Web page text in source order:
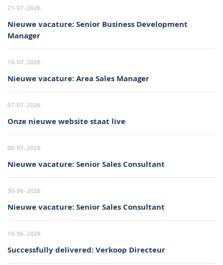
21-07-2026
Nieuwe vacature: Senior Business Development
Manager
10-07-2026
Nieuwe vacature: Area Sales Manager
07-07-2026
Onze nieuwe website staat live
06-07-2026
Nieuwe vacature: Senior Sales Consultant
30-06-2026
Nieuwe vacature: Senior Sales Consultant
10-06-2026
Successfully delivered: Verkoop Directeur